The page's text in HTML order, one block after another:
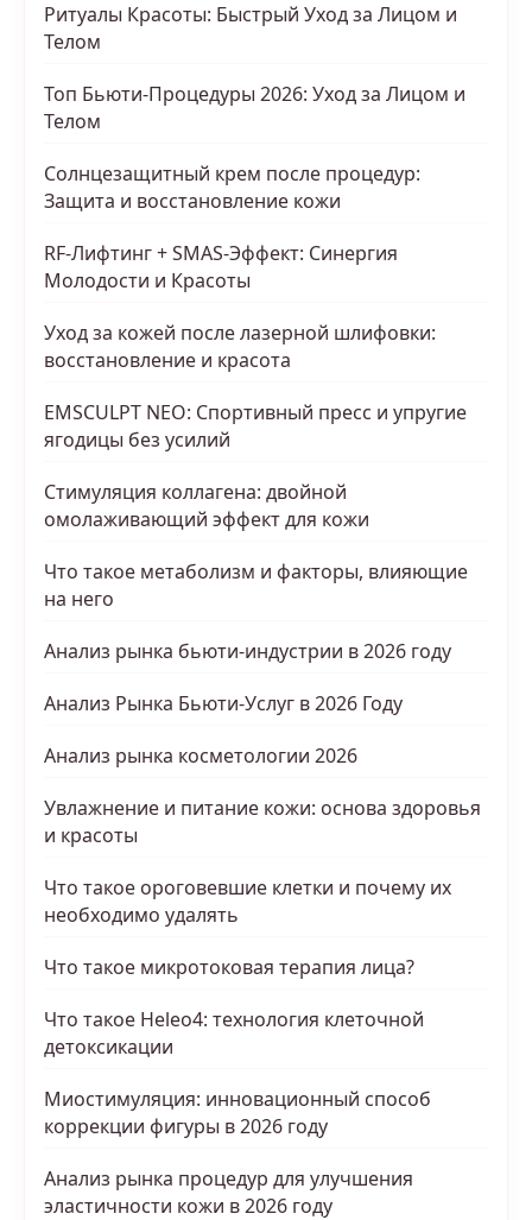
Ритуалы Красоты: Быстрый Уход за Лицом и
Телом
Топ Бьюти-Процедуры 2026: Уход за Лицом и
Телом
Солнцезащитный крем после процедур:
Защита и восстановление кожи
RF-Лифтинг + SMAS-Эффект: Синергия
Молодости и Красоты
Уход за кожей после лазерной шлифовки:
восстановление и красота
EMSCULPT NEO: Спортивный пресс и упругие
ягодицы без усилий
Стимуляция коллагена: двойной
омолаживающий эффект для кожи
Что такое метаболизм и факторы, влияющие
на него
Анализ рынка бьюти-индустрии в 2026 году
Анализ Рынка Бьюти-Услуг в 2026 Году
Анализ рынка косметологии 2026
Увлажнение и питание кожи: основа здоровья
и красоты
Что такое ороговевшие клетки и почему их
необходимо удалять
Что такое микротоковая терапия лица?
Что такое Heleo4: технология клеточной
детоксикации
Миостимуляция: инновационный способ
коррекции фигуры в 2026 году
Анализ рынка процедур для улучшения
эластичности кожи в 2026 году